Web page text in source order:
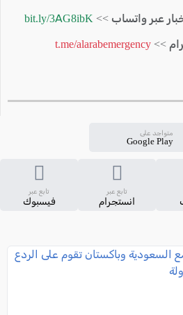
عبر واتساب >> bit.ly/3AG8ibK
>>
t.me/alarabemergency
متواجد على
Google Play
تابع عبر
انستجرام
تابع عبر
فيسبوك